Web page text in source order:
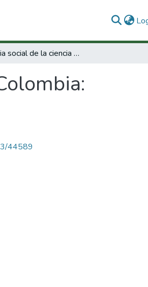
Historia social de la ciencia en Colombia: Medicina (1)
44589